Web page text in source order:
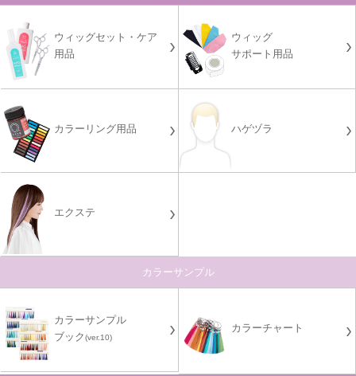
ウィッグセット・ケア
用品
ウィッグ
サポート用品
カラーリング用品 ハゲヅラ
エクステ
カラーサンプル
カラーサンプル
ブック(ver.10)
カラーチャート